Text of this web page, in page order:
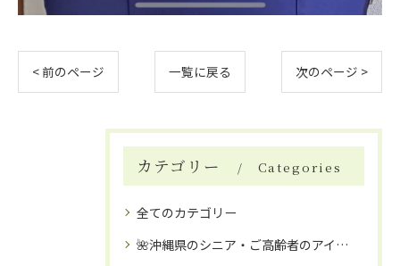
< 前のページ 一覧に戻る 次のページ >
カテゴリー Categories
全てのカテゴリー
🌺沖縄県のシニア・ご高齢者のアイドル：いぜなひさお氏の魅力とは🌺介護予防体操講師・タレント活動（お笑い☺・歌手🎤等）